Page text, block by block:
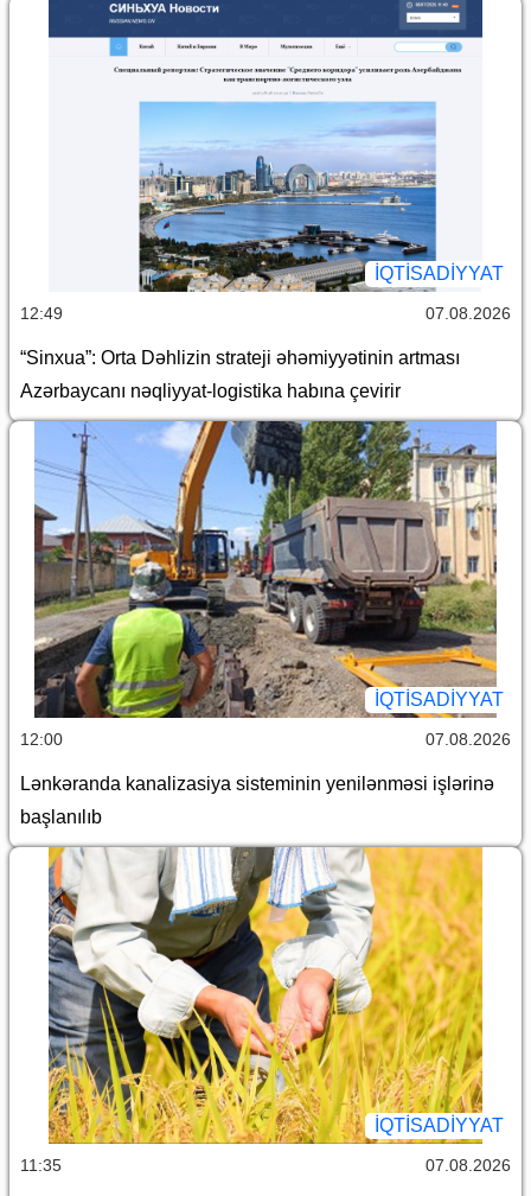
İQTİSADİYYAT
12:49 07.08.2026
“Sinxua”: Orta Dəhlizin strateji əhəmiyyətinin artması
Azərbaycanı nəqliyyat-logistika habına çevirir
İQTİSADİYYAT
12:00 07.08.2026
Lənkəranda kanalizasiya sisteminin yenilənməsi işlərinə
başlanılıb
İQTİSADİYYAT
11:35 07.08.2026